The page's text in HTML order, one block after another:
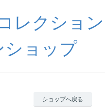
レクション
ショップ
ショップへ戻る